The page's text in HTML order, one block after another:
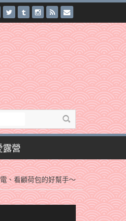
露營
、看顧荷包的好幫手～